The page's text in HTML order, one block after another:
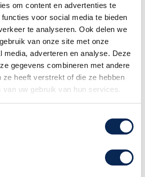
om content en advertenties te
voor social media te bieden
te analyseren. Ook delen we
van onze site met onze
media, adverteren en analyse. Deze
gegevens combineren met andere
ze heeft verstrekt of die ze hebben
uw gebruik van hun services.
eenDHL service punt is niet
uw bestelling een piano of
formaat pakket wordt door het
niet geaccepteerd.
1958
Analog Delay
Limited edition 2018
echo's in de badkamer
achtige delays met de